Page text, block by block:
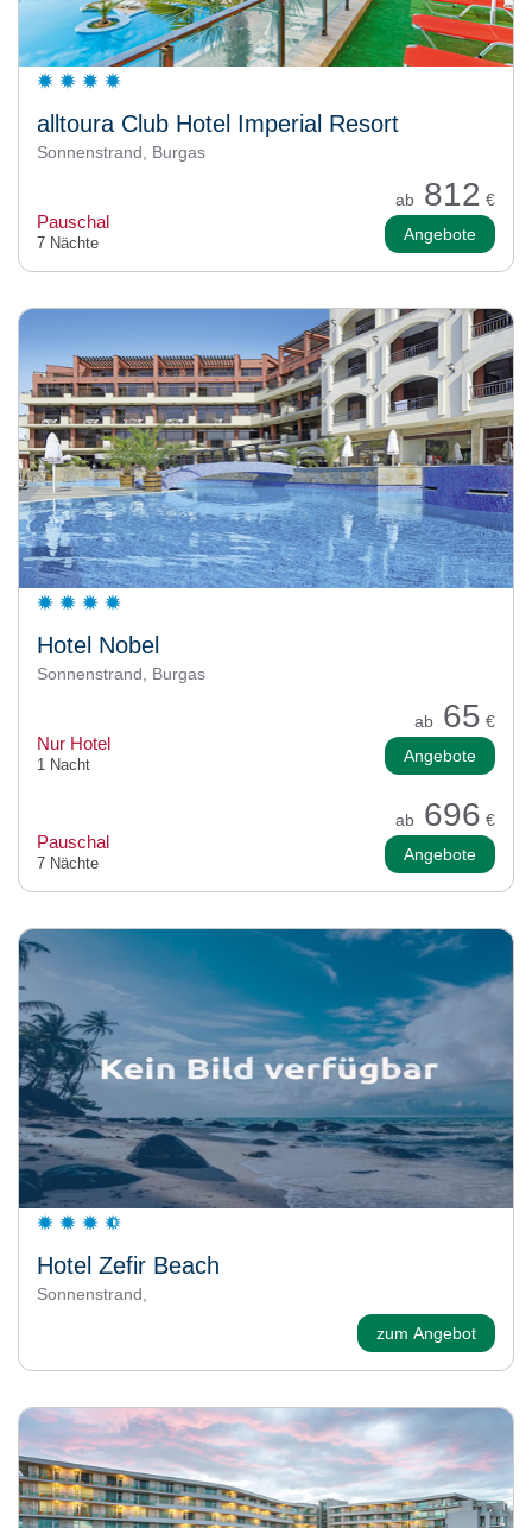
alltoura Club Hotel Imperial Resort
Sonnenstrand, Burgas
ab 812 €
Pauschal
7 Nächte Angebote
Hotel Nobel
Sonnenstrand, Burgas
ab 65 €
Nur Hotel
1 Nacht Angebote
ab 696 €
Pauschal
7 Nächte Angebote
Hotel Zefir Beach
Sonnenstrand,
zum Angebot